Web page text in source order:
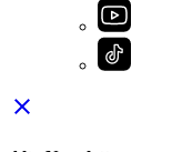
close